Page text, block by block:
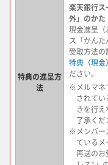
特典の進呈方
法
楽天銀行
外」のかた
現金進呈（
ス「かんた
受取方法
特典（現金
ださい。
※メルマ
されて
きを行
了承くだ
※メンバ
ているメ
再送のお